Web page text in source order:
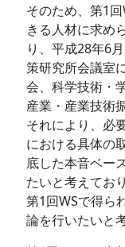
そのため、第1
きる人材に求め
り、平成28年6
策研究所会議室
会、科学技術・
産業・産業技術
それにより、必
における具体の
底した本音ベー
たいと考えてお
第1回WSで得ら
論を行いたいと